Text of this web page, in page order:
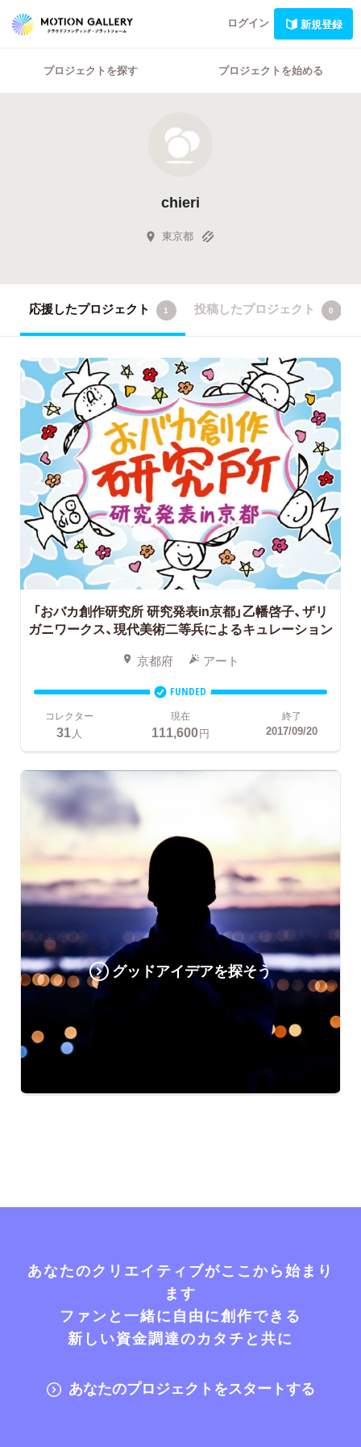
ログイン 新規登録
プロジェクトを探す プロジェクトを始める
chieri
東京都
応援したプロジェクト 1 投稿したプロジェクト 0
「おバカ創作研究所 研究発表in京都」乙幡啓子、ザリ
ガニワークス、現代美術二等兵によるキュレーション
京都府 アート
FUNDED
コレクター
31 人
現在
111,600円
終了
2017/09/20
グッドアイデアを探そう
あなたのクリエイティブがここから始まり
ます
ファンと一緒に自由に創作できる
新しい資金調達のカタチと共に
あなたのプロジェクトをスタートする